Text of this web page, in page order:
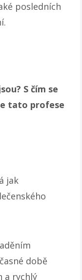
posledních
S čím se
tato profese
jak
době
a rychlý